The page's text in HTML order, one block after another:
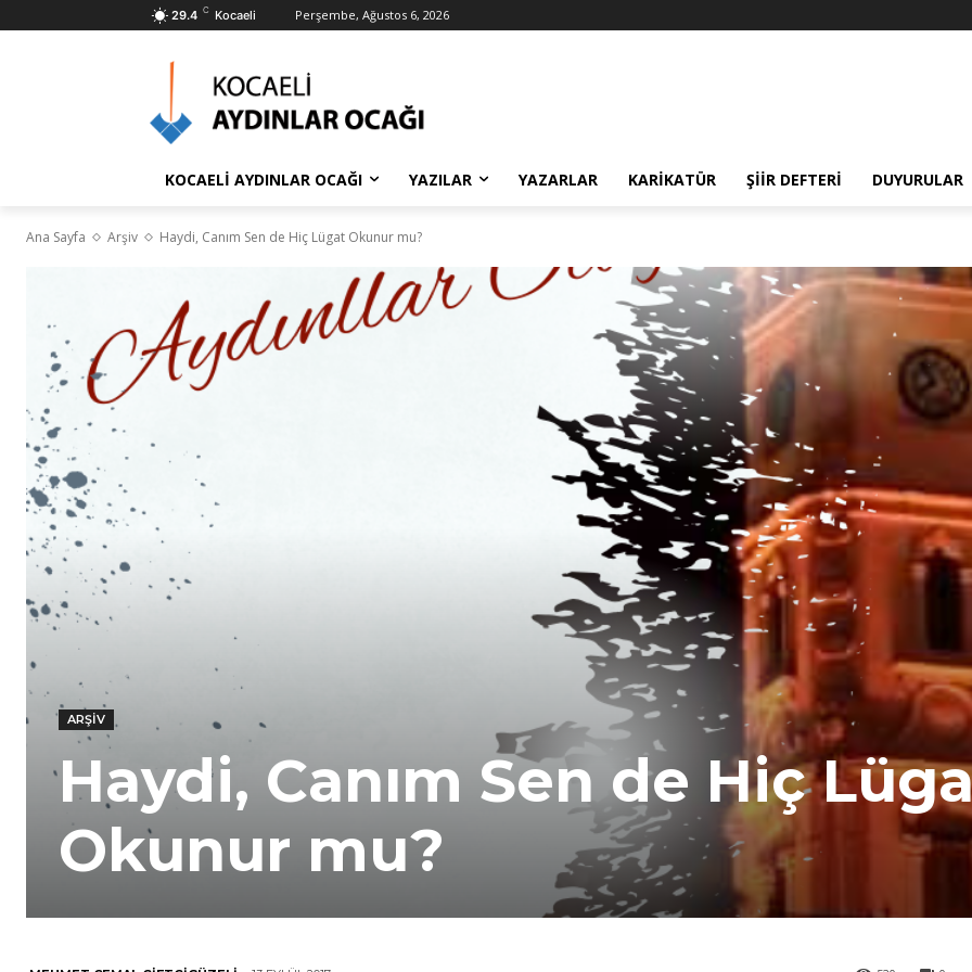
29.4 C Kocaeli Perşembe, Ağustos 6, 2026
KOCAELİ AYDINLAR OCAĞI YAZILAR YAZARLAR KARIKATÜR ŞIIR DEFTERI DUYURULAR
Ana Sayfa Arşiv Haydi, Canım Sen de Hiç Lügat Okunur mu?
ARŞIV
Haydi, Canım Sen de Hiç
Okunur mu?